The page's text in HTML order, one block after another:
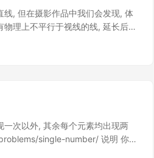
是否对应只需 $O(1)$ 时间复杂
括号, 则入栈 push； 否则通过哈
号 c 不对应, 则提前返回 false. ...
, 但在摄影作品中我们会发现, 体
理上不平行于视线的线, 延长后最
摄像机位置, 也就是漫画中我们
大, 导数值逐渐变大, 最终趋向1,
一次以外, 其余每个元素均出现两
single-number/ 说明 你的
: [2,2,1] 输出: 1 输入: [4,1,2,1,2]